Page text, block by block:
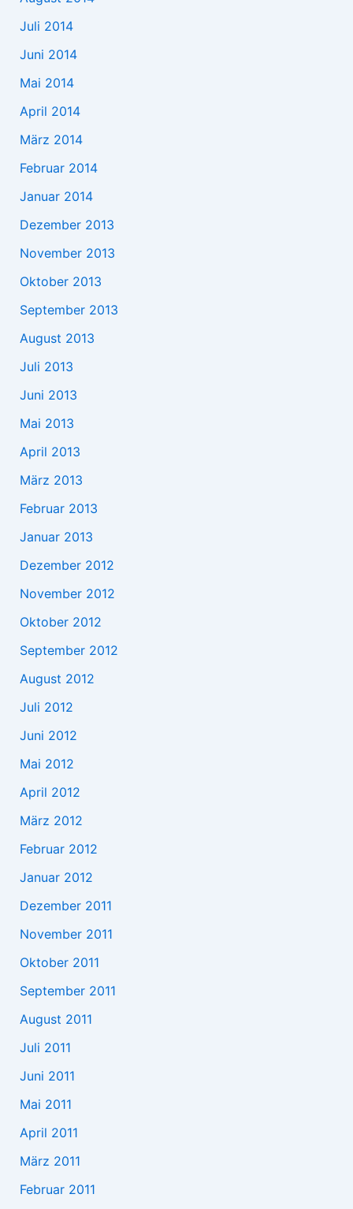
Juli 2014
Juni 2014
Mai 2014
April 2014
März 2014
Februar 2014
Januar 2014
Dezember 2013
November 2013
Oktober 2013
September 2013
August 2013
Juli 2013
Juni 2013
Mai 2013
April 2013
März 2013
Februar 2013
Januar 2013
Dezember 2012
November 2012
Oktober 2012
September 2012
August 2012
Juli 2012
Juni 2012
Mai 2012
April 2012
März 2012
Februar 2012
Januar 2012
Dezember 2011
November 2011
Oktober 2011
September 2011
August 2011
Juli 2011
Juni 2011
Mai 2011
April 2011
März 2011
Februar 2011